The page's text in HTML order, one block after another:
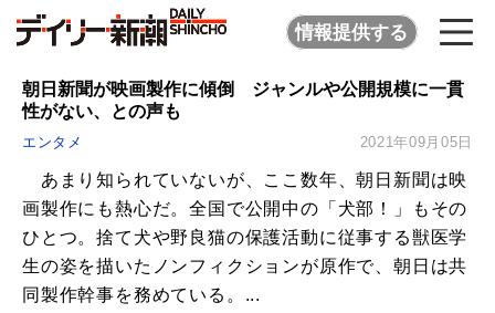
情報提供する
朝日新聞が映画製作に傾倒 ジャンルや公開規模に一貫
性がない、との声も
エンタメ 2021年09月05日
あまり知られていないが、ここ数年、朝日新聞は映
画製作にも熱心だ。全国で公開中の「犬部！」もその
ひとつ。捨て犬や野良猫の保護活動に従事する獣医学
生の姿を描いたノンフィクションが原作で、朝日は共
同製作幹事を務めている。...